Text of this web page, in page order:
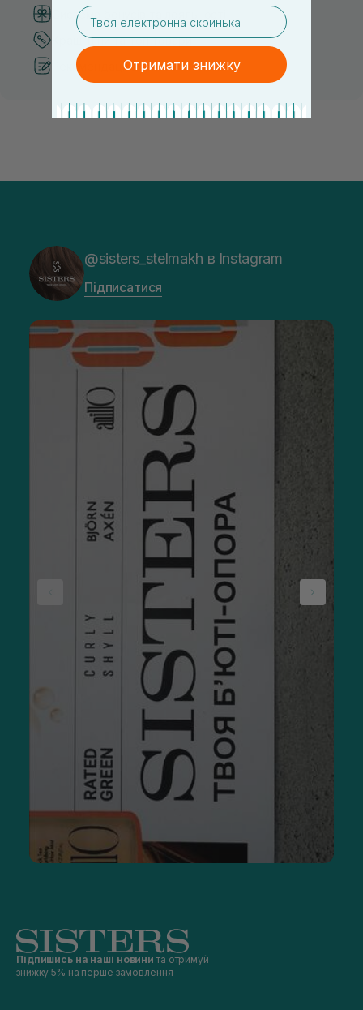
Система бонусів та лояльності
Кращі ціни та топ товари
Рекомендації від косметологів
@sisters_stelmakh в Instagram
Підписатися
Підпишись на наші новини та отримуй
знижку 5% на перше замовлення
email
Отримати знижку